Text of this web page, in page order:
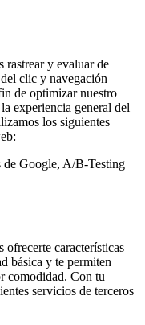
rastrear y evaluar de
clic y navegación
de optimizar nuestro
experiencia general del
los siguientes
de Google, A/B-Testing
ofrecerte características
básica y te permiten
comodidad. Con tu
servicios de terceros